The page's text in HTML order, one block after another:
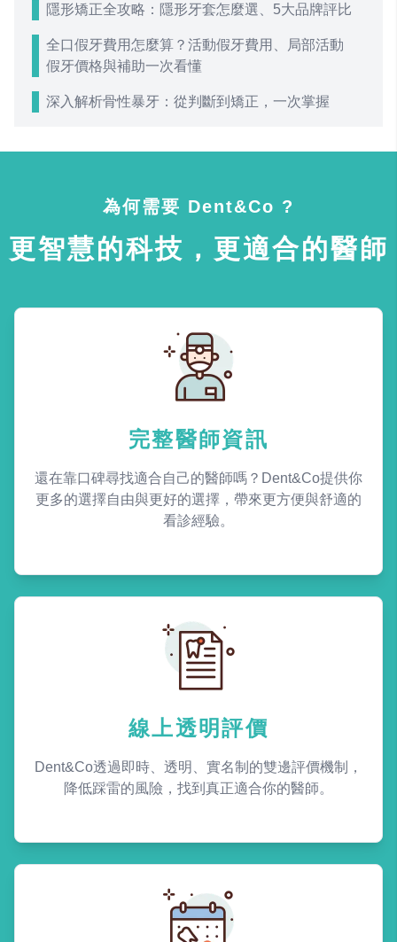
隱形矯正全攻略：隱形牙套怎麼選、5大品牌評比
全口假牙費用怎麼算？活動假牙費用、局部活動
假牙價格與補助一次看懂
深入解析骨性暴牙：從判斷到矯正，一次掌握
為何需要 Dent&Co ?
更智慧的科技，更適合的醫師
完整醫師資訊
還在靠口碑尋找適合自己的醫師嗎？Dent&Co提供你
更多的選擇自由與更好的選擇，帶來更方便與舒適的
看診經驗。
線上透明評價
Dent&Co透過即時、透明、實名制的雙邊評價機制，
降低踩雷的風險，找到真正適合你的醫師。